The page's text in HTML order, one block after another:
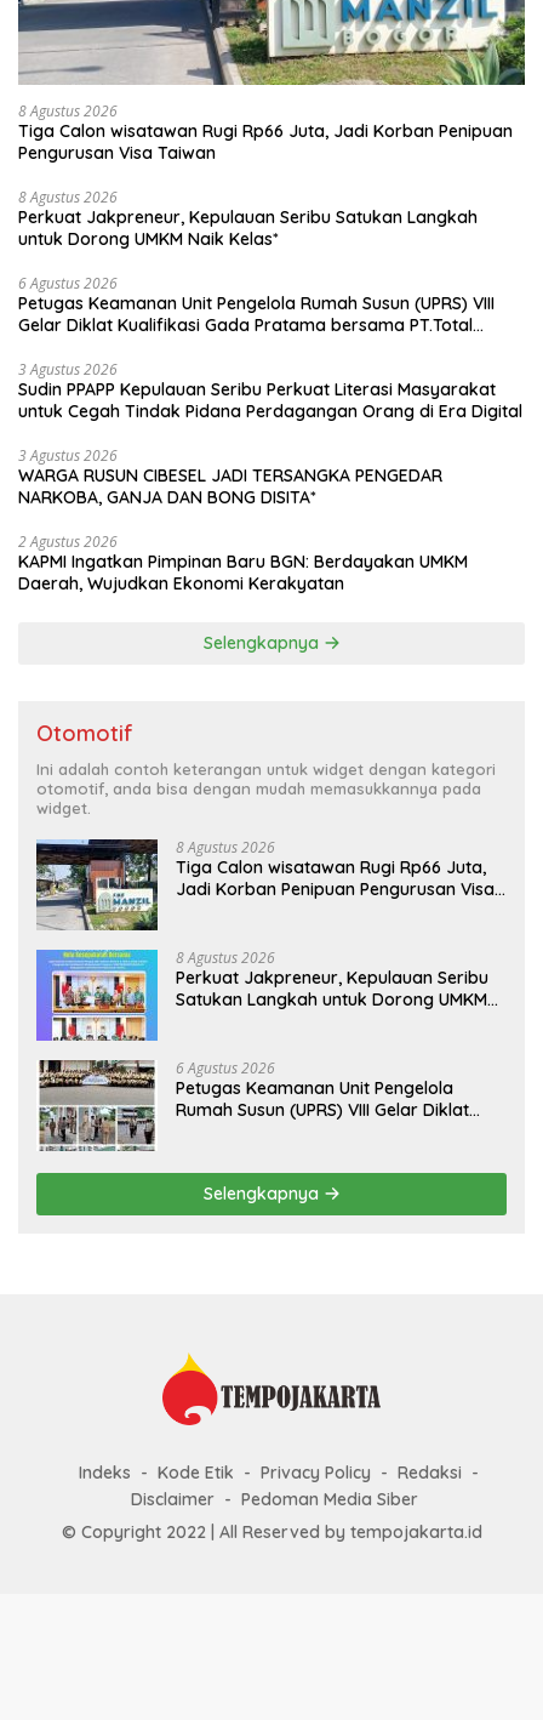
8 Agustus 2026
Tiga Calon wisatawan Rugi Rp66 Juta, Jadi Korban Penipuan
Pengurusan Visa Taiwan
8 Agustus 2026
Perkuat Jakpreneur, Kepulauan Seribu Satukan Langkah
untuk Dorong UMKM Naik Kelas*
6 Agustus 2026
Petugas Keamanan Unit Pengelola Rumah Susun (UPRS) VIII
Gelar Diklat Kualifikasi Gada Pratama bersama PT.Total
Jaya*
3 Agustus 2026
Sudin PPAPP Kepulauan Seribu Perkuat Literasi Masyarakat
untuk Cegah Tindak Pidana Perdagangan Orang di Era Digital
3 Agustus 2026
WARGA RUSUN CIBESEL JADI TERSANGKA PENGEDAR
NARKOBA, GANJA DAN BONG DISITA*
2 Agustus 2026
KAPMI Ingatkan Pimpinan Baru BGN: Berdayakan UMKM
Daerah, Wujudkan Ekonomi Kerakyatan
Selengkapnya
Otomotif
Ini adalah contoh keterangan untuk widget dengan kategori
otomotif, anda bisa dengan mudah memasukkannya pada
widget.
8 Agustus 2026
Tiga Calon wisatawan Rugi Rp66 Juta,
Jadi Korban Penipuan Pengurusan Visa
8 Agustus 2026
Perkuat Jakpreneur, Kepulauan Seribu
Satukan Langkah untuk Dorong UMKM
6 Agustus 2026
Petugas Keamanan Unit Pengelola
Rumah Susun (UPRS) VIII Gelar Diklat
Bhabinkamtibmas Polda Metro Jaya*
Selengkapnya
Indeks Kode Etik Privacy Policy
Redaksi
Disclaimer
Pedoman Media Siber
© Copyright 2022 | All Reserved by tempojakarta.id